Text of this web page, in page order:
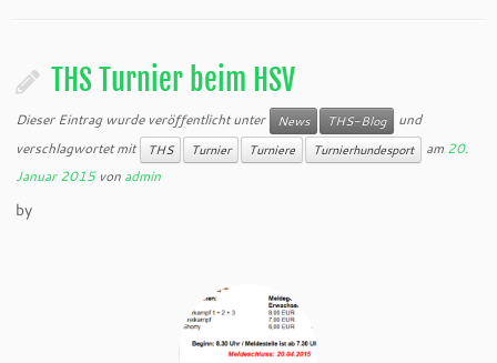
THS Turnier beim HSV
Dieser Eintrag wurde veröffentlicht unter News THS-Blog
und
verschlagwortet mit
THS Turnier Turniere Turnierhundesport am 20.
Januar 2015 von admin
by